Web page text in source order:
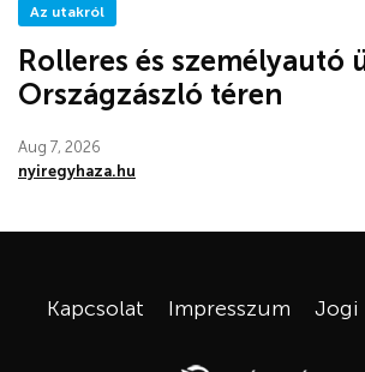
Az utakról
Rolleres és személyautó
Országzászló téren
Aug 7, 2026
nyiregyhaza.hu
Kapcsolat Impresszum Jogi